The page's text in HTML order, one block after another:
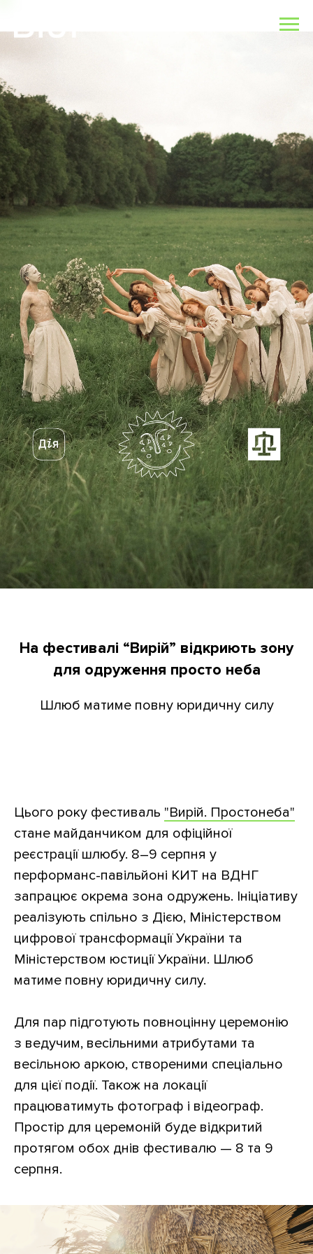
На фестивалі “Вирій” відкриють зону
для одруження просто неба
Шлюб матиме повну юридичну силу
Цього року фестиваль "Вирій. Простонеба"
стане майданчиком для офіційної
реєстрації шлюбу. 8–9 серпня у
перформанс-павільйоні КИТ на ВДНГ
запрацює окрема зона одружень. Ініціативу
реалізують спільно з Дією, Міністерством
цифрової трансформації України та
Міністерством юстиції України. Шлюб
матиме повну юридичну силу.
Для пар підготують повноцінну церемонію
з ведучим, весільними атрибутами та
весільною аркою, створеними спеціально
для цієї події. Також на локації
працюватимуть фотограф і відеограф.
Простір для церемоній буде відкритий
протягом обох днів фестивалю — 8 та 9
серпня.